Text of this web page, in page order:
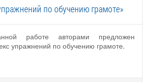
по обучению грамоте»
работе авторами предложен
упражнений по обучению грамоте.